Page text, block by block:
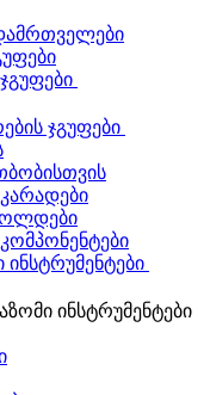
ჯგუფები
ინსტრუმენტები